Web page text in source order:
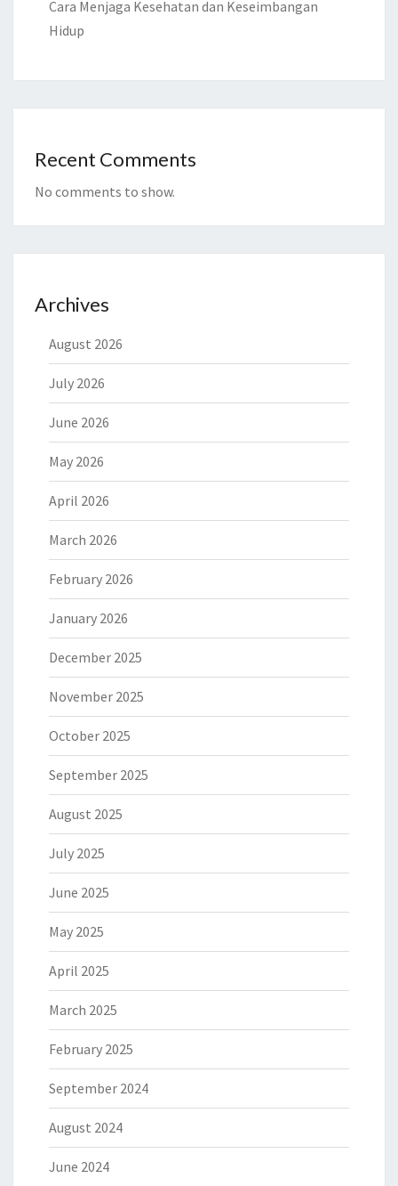
Cara Menjaga Kesehatan dan Keseimbangan
Hidup
Recent Comments
No comments to show.
Archives
August 2026
July 2026
June 2026
May 2026
April 2026
March 2026
February 2026
January 2026
December 2025
November 2025
October 2025
September 2025
August 2025
July 2025
June 2025
May 2025
April 2025
March 2025
February 2025
September 2024
August 2024
June 2024